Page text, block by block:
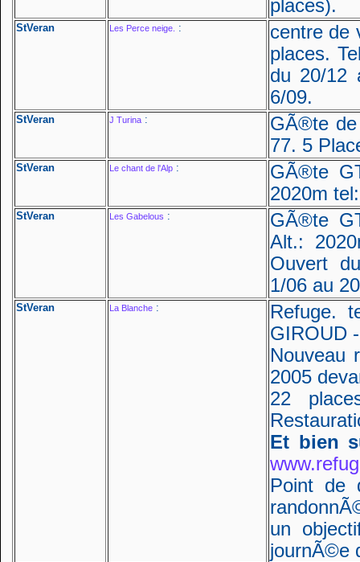
places).
StVeran Les Perce neige. :
centre de
places.
du 20/12
6/09.
StVeran J Turina :
GÃ®te
77. 5
StVeran Le chant de l'Alp :
GÃ®te
2020m
StVeran Les Gabelous :
GÃ®te
Alt.:
Ouvert
1/06 au
StVeran La Blanche :
Refuge.
GIROUD
Nouveau
2005
22
Et bien
Point de
un
journÃ©e